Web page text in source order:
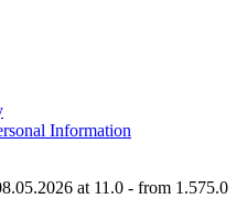
Information
at 11.0 - from 1.575.0